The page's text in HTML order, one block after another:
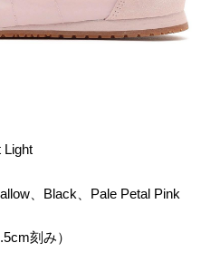
Light
、Black、Pale Petal Pink
刻み）